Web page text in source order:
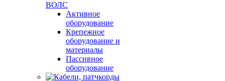
ВОЛС
Активное
оборудование
Крепежное
оборудование и
материалы
Пассивное
оборудование